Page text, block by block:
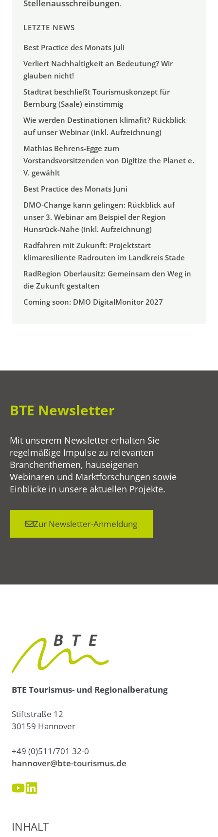
Stellenausschreibungen.
LETZTE NEWS
Best Practice des Monats Juli
Verliert Nachhaltigkeit an Bedeutung? Wir
glauben nicht!
Stadtrat beschließt Tourismuskonzept für
Bernburg (Saale) einstimmig
Wie werden Destinationen klimafit? Rückblick
auf unser Webinar (inkl. Aufzeichnung)
Mathias Behrens-Egge zum
Vorstandsvorsitzenden von Digitize the Planet e.
V. gewählt
Best Practice des Monats Juni
DMO-Change kann gelingen: Rückblick auf
unser 3. Webinar am Beispiel der Region
Hunsrück-Nahe (inkl. Aufzeichnung)
Radfahren mit Zukunft: Projektstart
klimaresiliente Radrouten im Landkreis Stade
RadRegion Oberlausitz: Gemeinsam den Weg in
die Zukunft gestalten
Coming soon: DMO DigitalMonitor 2027
BTE Newsletter
Mit unserem Newsletter erhalten Sie
regelmäßige Impulse zu relevanten
Branchenthemen, hauseigenen
Webinaren und Marktforschungen sowie
Einblicke in unsere aktuellen Projekte.
Zur Newsletter-Anmeldung
BTE Tourismus- und Regionalberatung
Stiftstraße 12
30159 Hannover
+49 (0)511/701 32-0
hannover@bte-tourismus.de
INHALT